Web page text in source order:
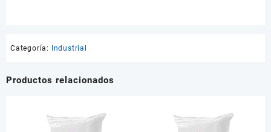
Categoría: Industrial
Productos relacionados